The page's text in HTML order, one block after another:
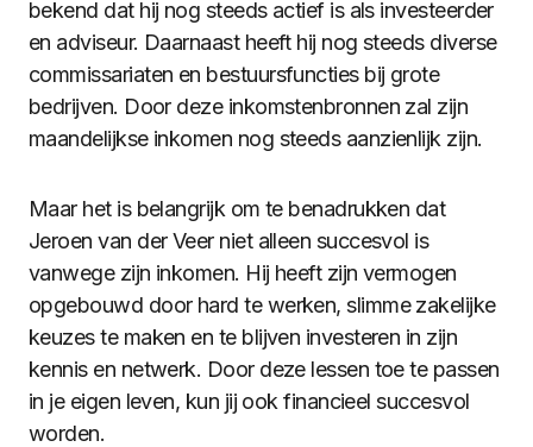
bekend dat hij nog steeds actief is als investeerder
en adviseur. Daarnaast heeft hij nog steeds diverse
commissariaten en bestuursfuncties bij grote
bedrijven. Door deze inkomstenbronnen zal zijn
maandelijkse inkomen nog steeds aanzienlijk zijn.
Maar het is belangrijk om te benadrukken dat
Jeroen van der Veer niet alleen succesvol is
vanwege zijn inkomen. Hij heeft zijn vermogen
opgebouwd door hard te werken, slimme zakelijke
keuzes te maken en te blijven investeren in zijn
kennis en netwerk. Door deze lessen toe te passen
in je eigen leven, kun jij ook financieel succesvol
worden.